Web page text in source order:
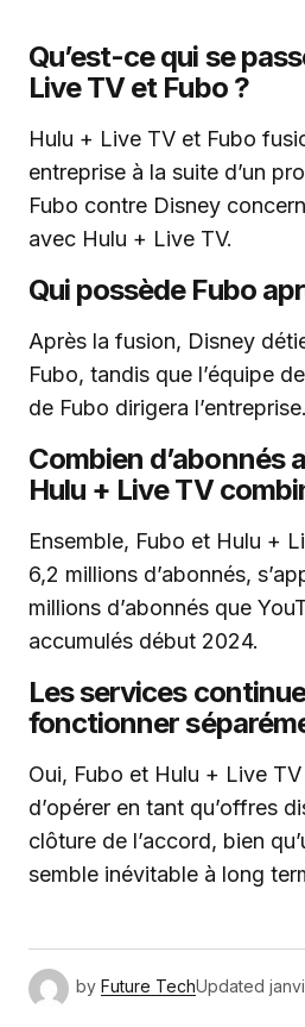
Qu’est-ce qui se
Live TV et Fubo ?
Hulu + Live TV et Fubo
entreprise à la suite d’un
Fubo contre Disney
avec Hulu + Live TV.
Qui possède Fubo
Après la fusion, Disney
Fubo, tandis que l’équipe
de Fubo dirigera l’entreprise.
Combien d’abonnés
Hulu + Live TV
Ensemble, Fubo et Hulu +
6,2 millions d’abonnés,
millions d’abonnés que
accumulés début 2024.
Les services
fonctionner
Oui, Fubo et Hulu + Live
d’opérer en tant qu’offres
clôture de l’accord, bien
semble inévitable à long
by Future TechUpdated